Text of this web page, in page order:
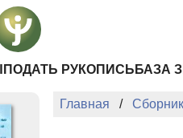
ПОДАТЬ РУКОПИСЬ БАЗА
Главная